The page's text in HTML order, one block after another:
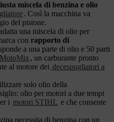
miscela di benzina e olio
. Così la macchina va
del pistone.
una miscela di olio per
con rapporto di
a una parte di olio e 50 parti
, un carburante pronto
al motore dei decespugliatori a
solo olio della
olio per motori a due tempi
i motori STIHL e che consente
necessita di benzina con un